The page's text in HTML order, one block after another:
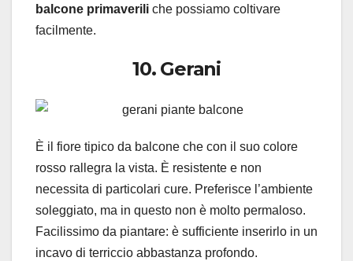
balcone primaverili che possiamo coltivare
facilmente.
10. Gerani
È il fiore tipico da balcone che con il suo colore
rosso rallegra la vista. È resistente e non
necessita di particolari cure. Preferisce l’ambiente
soleggiato, ma in questo non è molto permaloso.
Facilissimo da piantare: è sufficiente inserirlo in un
incavo di terriccio abbastanza profondo.